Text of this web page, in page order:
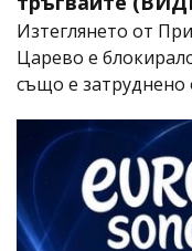
Изтеглянето от
Царево е
също е затруднено